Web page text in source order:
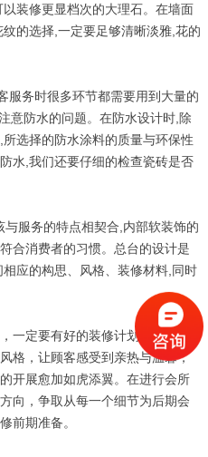
装修更显档次的大理石。在墙面
的选择,一定要足够清晰淡雅,花的
务时很多环节都需要用到大量的
意防水的问题。在防水设计时,除
选择的防水涂料的质量与环保性
水,我们还要仔细的检查瓷砖是否
服务的特点相契合,内部软装饰的
合消费者的习惯。总台的设计是
应的构思、风格、装修材料,同时
定要有好的装修计划，这样才
格，让顾客感受到亲热与温馨，
开展愈加如虎添翼。在进行会所
向，争取从每一个细节为后期会
前期准备。